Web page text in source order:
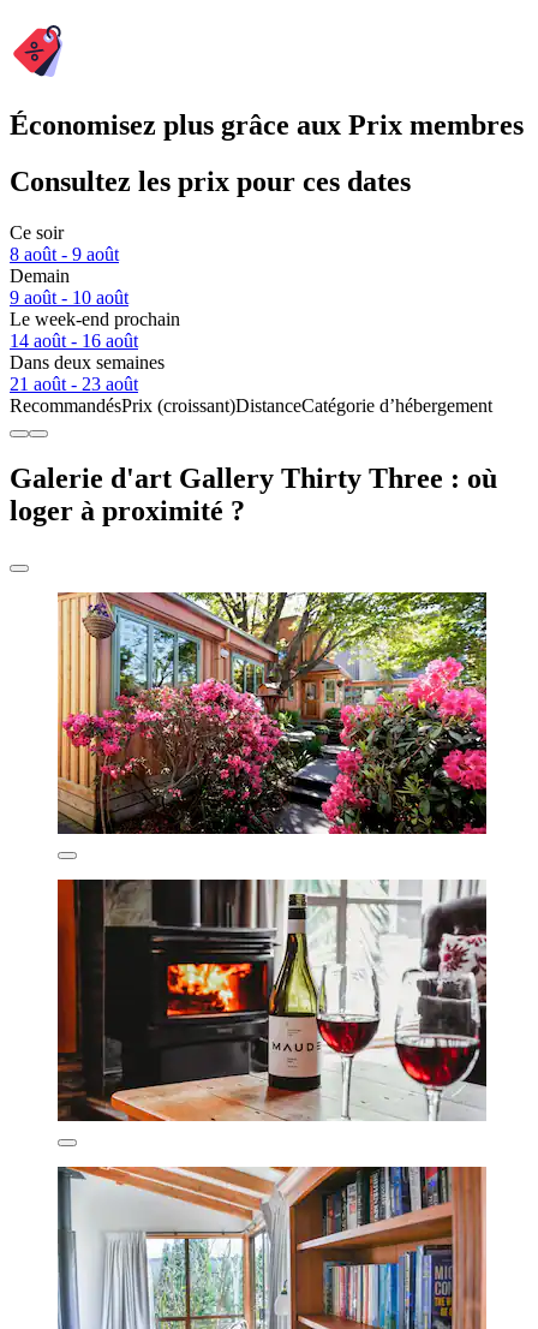
Économisez plus grâce aux Prix membres
Consultez les prix pour ces dates
Ce soir
8 août - 9 août
Demain
9 août - 10 août
Le week-end prochain
14 août - 16 août
Dans deux semaines
21 août - 23 août
RecommandésPrix (croissant)DistanceCatégorie d’hébergement
Galerie d'art Gallery Thirty Three : où
loger à proximité ?